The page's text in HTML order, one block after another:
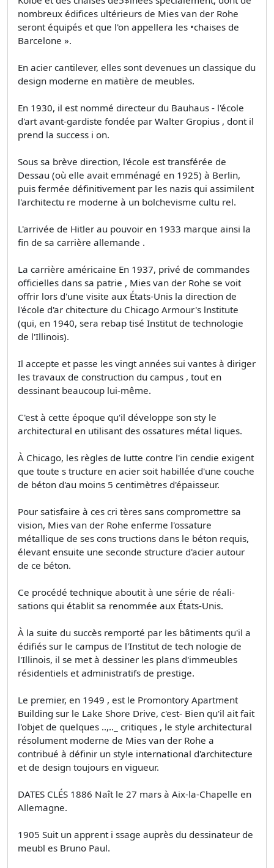
nombreux édifices ultérieurs de Mies van der Rohe
seront équipés et que l'on appellera les •chaises de
Barcelone ».
En acier cantilever, elles sont devenues un classique du
design moderne en matière de meubles.
En 1930, il est nommé directeur du Bauhaus - l'école
d'art avant-gardiste fondée par Walter Gropius , dont il
prend la success i on.
Sous sa brève direction, l'école est transférée de
Dessau (où elle avait emménagé en 1925) à Berlin,
puis fermée définitivement par les nazis qui assimilent
l'architectu re moderne à un bolchevisme cultu­ rel.
L'arrivée de Hitler au pouvoir en 1933 marque ainsi la
fin de sa carrière allemande .
La carrière américaine En 1937, privé de commandes
officielles dans sa patrie , Mies van der Rohe se voit
offrir lors d'une visite aux États-Unis la direction de
l'école d'ar­ chitecture du Chicago Armour's lnstitute
(qui, en 1940, sera rebap tisé Institut de technologie
de l'Illinois).
Il accepte et passe les vingt années sui­ vantes à diriger
les travaux de construction du campus , tout en
dessinant beaucoup lui-même.
C'est à cette époque qu'il développe son sty le
architectural en utilisant des ossatures métal­ liques.
À Chicago, les règles de lutte contre l'in­ cendie exigent
que toute s tructure en acier soit habillée d'une couche
de béton d'au moins 5 centimètres d'épaisseur.
Pour satisfaire à ces cri­ tères sans compromettre sa
vision, Mies van der Rohe enferme l'ossature
métallique de ses cons­ tructions dans le béton requis,
élevant ensuite une seconde structure d'acier autour
de ce béton.
Ce procédé technique aboutit à une série de réali­
sations qui établit sa renommée aux États-Unis.
À la suite du succès remporté par les bâtiments qu'il a
édifiés sur le campus de l'Institut de tech­ nologie de
l'Illinois, il se met à dessiner les plans d'immeubles
résidentiels et administratifs de prestige.
Le premier, en 1949 , est le Promontory Apartment
Building sur le Lake Shore Drive, c'est- Bien qu'il ait fait
l'objet de quelques ..,.._ critiques , le style architectural
résolument moderne de Mies van der Rohe a
contribué à définir un style international d'architecture
et de design toujours en vigueur.
DATES CLÉS 1886 Naît le 27 mars à Aix-la-Chapelle en
Allemagne.
1905 Suit un apprent i ssage auprès du dessinateur de
meubl es Bruno Paul.